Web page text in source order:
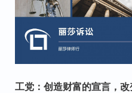
工党：创造财富的宣言，